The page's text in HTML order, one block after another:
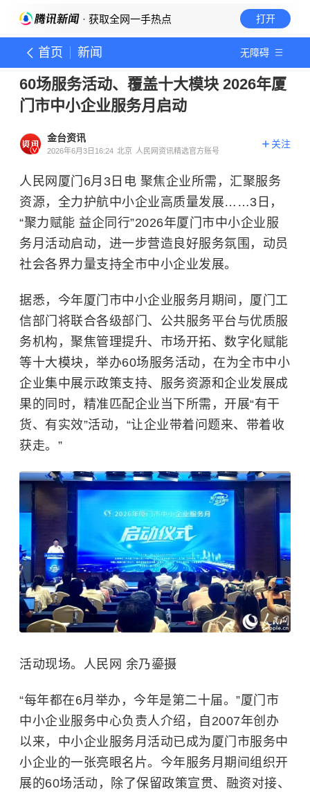
· 获取全网一手热点 打开
首页 新闻 无障碍
60场服务活动、覆盖十大模块 2026年厦
门市中小企业服务月启动
金台资讯
2026年6月3日16:24 北京 人民网资讯精选官方账号
关注
人民网厦门6月3日电 聚焦企业所需，汇聚服务
资源，全力护航中小企业高质量发展……3日，
“聚力赋能 益企同行”2026年厦门市中小企业服
务月活动启动，进一步营造良好服务氛围，动员
社会各界力量支持全市中小企业发展。
据悉，今年厦门市中小企业服务月期间，厦门工
信部门将联合各级部门、公共服务平台与优质服
务机构，聚焦管理提升、市场开拓、数字化赋能
等十大模块，举办60场服务活动，在为全市中小
企业集中展示政策支持、服务资源和企业发展成
果的同时，精准匹配企业当下所需，开展“有干
货、有实效”活动，“让企业带着问题来、带着收
获走。”
活动现场。人民网 余乃鎏摄
“每年都在6月举办，今年是第二十届。”厦门市
中小企业服务中心负责人介绍，自2007年创办
以来，中小企业服务月活动已成为厦门市服务中
小企业的一张亮眼名片。今年服务月期间组织开
展的60场活动，除了保留政策宣贯、融资对接、